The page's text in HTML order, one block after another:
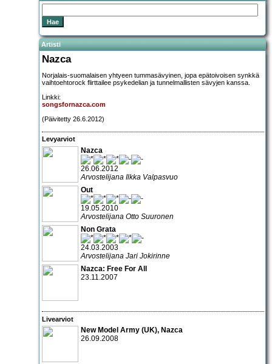
Artisti
Nazca
Norjalais-suomalaisen yhtyeen tummasävyinen, jopa epätoivoisen synkkä
vaihtoehtorock flirttailee psykedelian ja tunnelmallisten sävyjen kanssa.
Linkki:
songsfornazca.com
(Päivitetty 26.6.2012)
Levyarviot
Nazca
26.06.2012
Arvostelijana Ilkka Valpasvuo
Out
19.05.2010
Arvostelijana Otto Suuronen
Non Grata
24.03.2003
Arvostelijana Jari Jokirinne
Nazca: Free For All
23.11.2007
Livearviot
New Model Army (UK), Nazca
26.09.2008